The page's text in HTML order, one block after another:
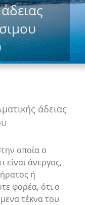
άδειας
οποία ο
είναι άνεργος,
ή
φορέα, ότι ο
τέκνα του